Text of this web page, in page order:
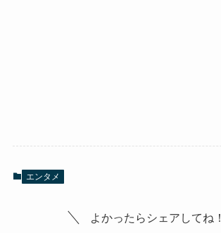
エンタメ
よかったらシェアしてね！